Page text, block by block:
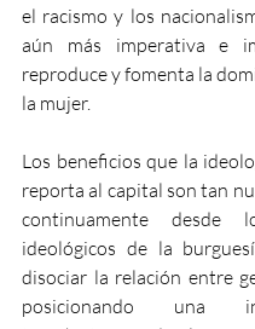
el racismo y los
aún más imperativa e
reproduce y fomenta la
la mujer.
Los beneficios que la
reporta al capital son tan
continuamente desde
ideológicos de la
disociar la relación entre
posicionando una